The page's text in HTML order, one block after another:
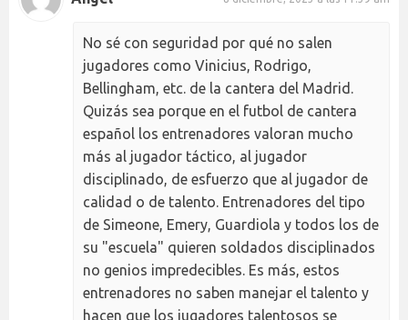
No sé con seguridad por qué no salen
jugadores como Vinicius, Rodrigo,
Bellingham, etc. de la cantera del Madrid.
Quizás sea porque en el futbol de cantera
español los entrenadores valoran mucho
más al jugador táctico, al jugador
disciplinado, de esfuerzo que al jugador de
calidad o de talento. Entrenadores del tipo
de Simeone, Emery, Guardiola y todos los de
su "escuela" quieren soldados disciplinados
no genios impredecibles. Es más, estos
entrenadores no saben manejar el talento y
hacen que los jugadores talentosos se